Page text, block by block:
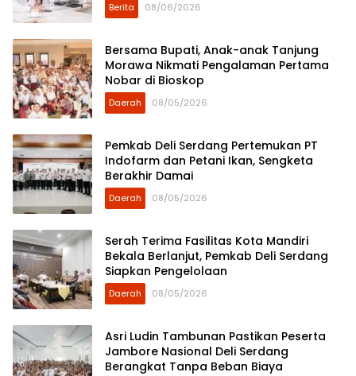
Berita 08/06/2026
Bersama Bupati, Anak-anak Tanjung
Morawa Nikmati Pengalaman Pertama
Nobar di Bioskop
Daerah 08/05/2026
Pemkab Deli Serdang Pertemukan PT
Indofarm dan Petani Ikan, Sengketa
Berakhir Damai
Daerah 08/05/2026
Serah Terima Fasilitas Kota Mandiri
Bekala Berlanjut, Pemkab Deli Serdang
Siapkan Pengelolaan
Daerah 08/05/2026
Asri Ludin Tambunan Pastikan Peserta
Jambore Nasional Deli Serdang
Berangkat Tanpa Beban Biaya